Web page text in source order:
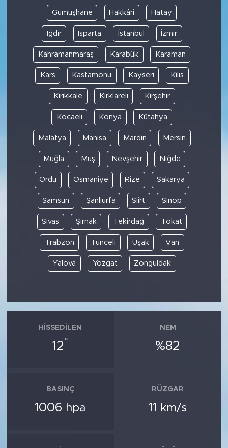
Gümüşhane Hakkâri Hatay
Iğdır Isparta İstanbul İzmir
Kahramanmaraş Karabük Karaman
Kars Kastamonu Kayseri Kilis
Kırıkkale Kırklareli Kırşehir
Kocaeli Konya Kütahya
Malatya Manisa Mardin Mersin
Muğla Muş Nevşehir Niğde
Ordu Osmaniye Rize Sakarya
Samsun Şanlıurfa Siirt Sinop
Sivas Şırnak Tekirdağ Tokat
Trabzon Tunceli Uşak Van
Yalova Yozgat Zonguldak
HISSEDILEN
12°
NEM
%82
BASINÇ
1006 hpa
RÜZGAR
11 km/s